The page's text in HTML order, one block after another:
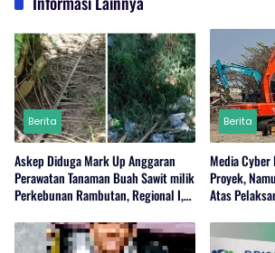
Berita
Askep Diduga Mark Up Anggaran
Perawatan Tanaman Buah Sawit milik
Perkebunan Rambutan, Regional I,
Berita
Media Cyber
Proyek,
Atas